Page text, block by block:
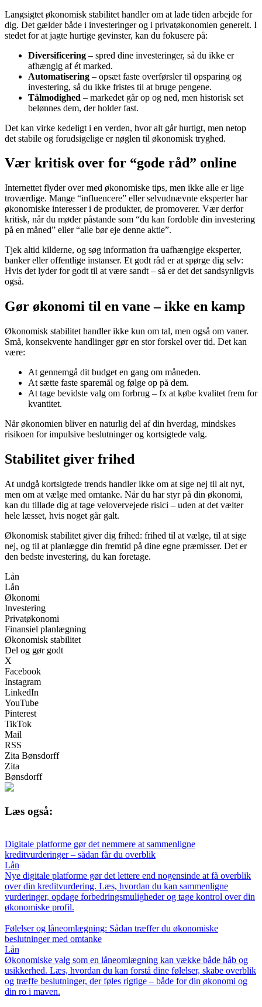
Langsigtet økonomisk stabilitet handler om at lade tiden arbejde for
dig. Det gælder både i investeringer og i privatøkonomien generelt. I
stedet for at jagte hurtige gevinster, kan du fokusere på:
Diversificering – spred dine investeringer, så du ikke er
afhængig af ét marked.
Automatisering – opsæt faste overførsler til opsparing og
investering, så du ikke fristes til at bruge pengene.
Tålmodighed – markedet går op og ned, men historisk set
belønnes dem, der holder fast.
Det kan virke kedeligt i en verden, hvor alt går hurtigt, men netop
det stabile og forudsigelige er nøglen til økonomisk tryghed.
Vær kritisk over for “gode råd” online
Internettet flyder over med økonomiske tips, men ikke alle er lige
troværdige. Mange “influencere” eller selvudnævnte eksperter har
økonomiske interesser i de produkter, de promoverer. Vær derfor
kritisk, når du møder påstande som “du kan fordoble din investering
på en måned” eller “alle bør eje denne aktie”.
Tjek altid kilderne, og søg information fra uafhængige eksperter,
banker eller offentlige instanser. Et godt råd er at spørge dig selv:
Hvis det lyder for godt til at være sandt – så er det det sandsynligvis
også.
Gør økonomi til en vane – ikke en kamp
Økonomisk stabilitet handler ikke kun om tal, men også om vaner.
Små, konsekvente handlinger gør en stor forskel over tid. Det kan
være:
At gennemgå dit budget en gang om måneden.
At sætte faste sparemål og følge op på dem.
At tage bevidste valg om forbrug – fx at købe kvalitet frem for
kvantitet.
Når økonomien bliver en naturlig del af din hverdag, mindskes
risikoen for impulsive beslutninger og kortsigtede valg.
Stabilitet giver frihed
At undgå kortsigtede trends handler ikke om at sige nej til alt nyt,
men om at vælge med omtanke. Når du har styr på din økonomi,
kan du tillade dig at tage velovervejede risici – uden at det vælter
hele læsset, hvis noget går galt.
Økonomisk stabilitet giver dig frihed: frihed til at vælge, til at sige
nej, og til at planlægge din fremtid på dine egne præmisser. Det er
den bedste investering, du kan foretage.
Lån
Lån
Økonomi
Investering
Privatøkonomi
Finansiel planlægning
Økonomisk stabilitet
Del og gør godt
X
Facebook
Instagram
LinkedIn
YouTube
Pinterest
TikTok
Mail
RSS
Zita Bønsdorff
Zita
Bønsdorff
Læs også:
Digitale platforme gør det nemmere at sammenligne
kreditvurderinger – sådan får du overblik
Lån
Nye digitale platforme gør det lettere end nogensinde at få overblik
over din kreditvurdering. Læs, hvordan du kan sammenligne
vurderinger, opdage forbedringsmuligheder og tage kontrol over din
økonomiske profil.
Følelser og låneomlægning: Sådan træffer du økonomiske
beslutninger med omtanke
Lån
Økonomiske valg som en låneomlægning kan vække både håb og
usikkerhed. Læs, hvordan du kan forstå dine følelser, skabe overblik
og træffe beslutninger, der føles rigtige – både for din økonomi og
din ro i maven.